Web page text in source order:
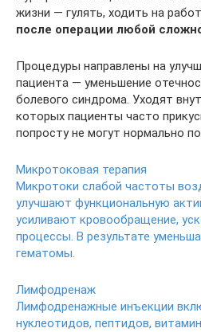
жизни — гулять, ходить на
после операции любой
Процедуры направлены на
пациента — уменьшение
болевого синдрома. Уходят
которых пациенты часто
попросту не могут нормально
Микротоковая терапия
Микротоки слабой частоты
улучшают функциональную
усиливают кровообращение,
процессы. В результате
гематомы.
Лимфодренаж
Лимфодренажные инъекции
нуклеотидов, пептидов,